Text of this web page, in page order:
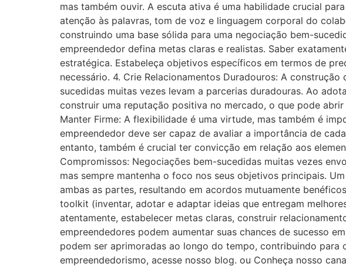
mas também ouvir. A escuta ativa é uma habilidade crucial
atenção às palavras, tom de voz e linguagem corporal do
construindo uma base sólida para uma negociação bem-
empreendedor defina metas claras e realistas. Saber
estratégica. Estabeleça objetivos específicos em termos de
necessário. 4. Crie Relacionamentos Duradouros: A
sucedidas muitas vezes levam a parcerias duradouras. Ao
construir uma reputação positiva no mercado, o que pode
Manter Firme: A flexibilidade é uma virtude, mas também é
empreendedor deve ser capaz de avaliar a importância de
entanto, também é crucial ter convicção em relação aos
Compromissos: Negociações bem-sucedidas muitas vezes
mas sempre mantenha o foco nos seus objetivos principais.
ambas as partes, resultando em acordos mutuamente
toolkit (inventar, adotar e adaptar ideias que entregam
atentamente, estabelecer metas claras, construir
empreendedores podem aumentar suas chances de sucesso
podem ser aprimoradas ao longo do tempo, contribuindo
empreendedorismo, acesse nosso blog. ou Conheça nosso